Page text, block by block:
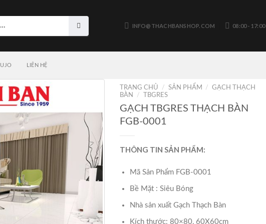
INFO@THACHBANSHOP.COM 08:00 - 17:00
LUJO LIÊN HỆ
TRANG CHỦ / SẢN PHẨM /
GẠCH THẠCH
BÀN
/ TBGRES
GẠCH TBGRES THẠCH BÀN
FGB-0001
THÔNG TIN SẢN PHẨM:
Mã Sản Phẩm FGB-0001
Bề Mặt : Siêu Bóng
Nhà sản xuất Gạch Thạch Bàn
Kích thước: 80×80, 60X60cm